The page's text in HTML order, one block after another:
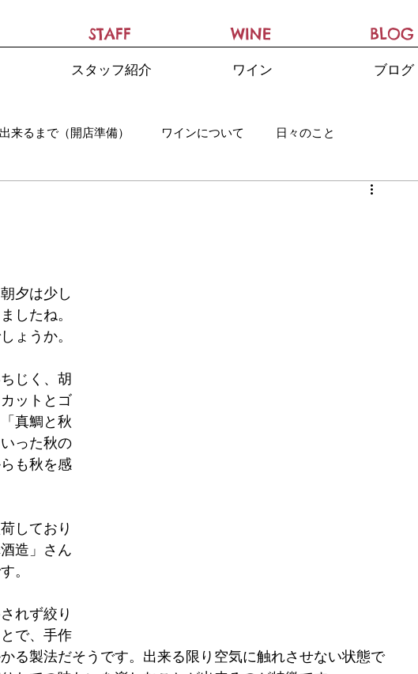
STAFF WINE BLOG
スタッフ紹介 ワイン ブログ
来るまで（開店準備） ワインについて 日々のこと
夕は少し
したね。
ょうか。
じく、胡
ットとゴ
真鯛と秋
った秋の
も秋を感
しており
造」さん
。
れず絞り
で、手作
る製法だそうです。出来る限り空気に触れさせない状態で